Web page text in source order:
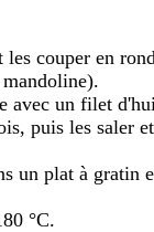
les couper en
avec un filet
puis les saler
un plat à gratin
°C.